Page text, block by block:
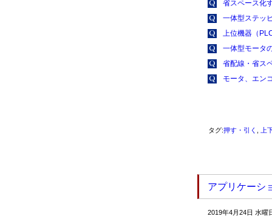
省スペース化
一体型ステッ
上位機器（
一体型モータ
省配線・省ス
モータ、エン
タグ:押す・引く 上
アプリケーシ
2019年4月24日 水曜